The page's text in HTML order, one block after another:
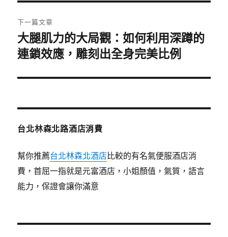
文
章:
下一篇文章
下
一
文
大腿肌力的大局觀：如何利用深蹲的
連鎖效應，雕刻出全身完美比例
台北林森北路酒店消費
幫你推薦台北林森北酒店比較的有名氣便服酒店消
費，首屈一指就是元富酒店，小姐顏值，氣質，語言
能力，保證會讓你滿意